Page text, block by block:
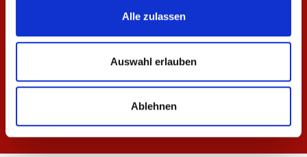
Alle zulassen
Auswahl erlauben
Ablehnen